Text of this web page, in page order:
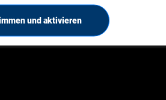
und aktivieren